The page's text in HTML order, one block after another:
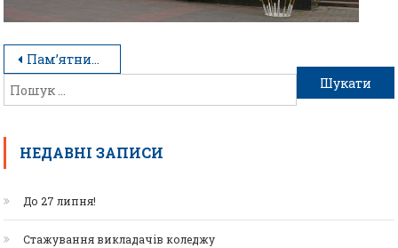
Пам’ятник_Франкові_в_Івано-Франківську
НЕДАВНІ ЗАПИСИ
До 27 липня!
Стажування викладачів коледжу